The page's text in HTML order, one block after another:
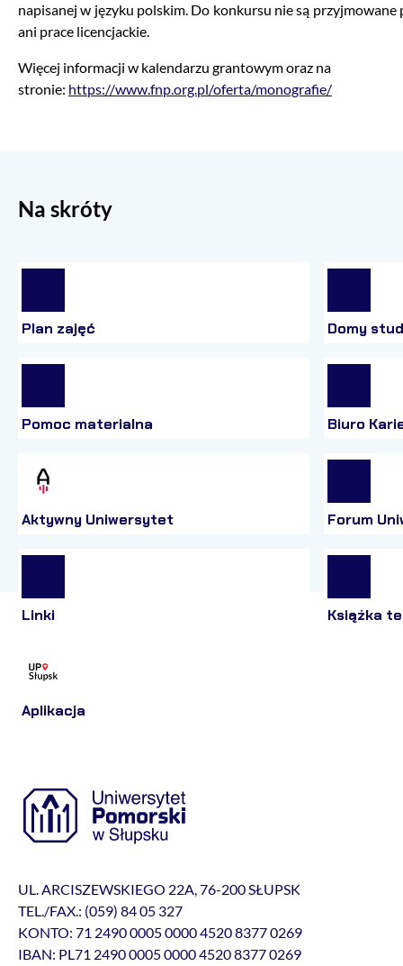
napisanej w języku polskim. Do konkursu nie są
ani prace licencjackie.
Więcej informacji w kalendarzu grantowym oraz na
stronie: https://www.fnp.org.pl/oferta/monografie/
Na skróty
Plan zajęć Domy
Pomoc materialna Biuro
Aktywny Uniwersytet Forum
Linki Książka
Aplikacja
UL. ARCISZEWSKIEGO 22A, 76-200 SŁUPSK
TEL./FAX.: (059) 84 05 327
KONTO: 71 2490 0005 0000 4520 8377 0269
IBAN: PL71 2490 0005 0000 4520 8377 0269